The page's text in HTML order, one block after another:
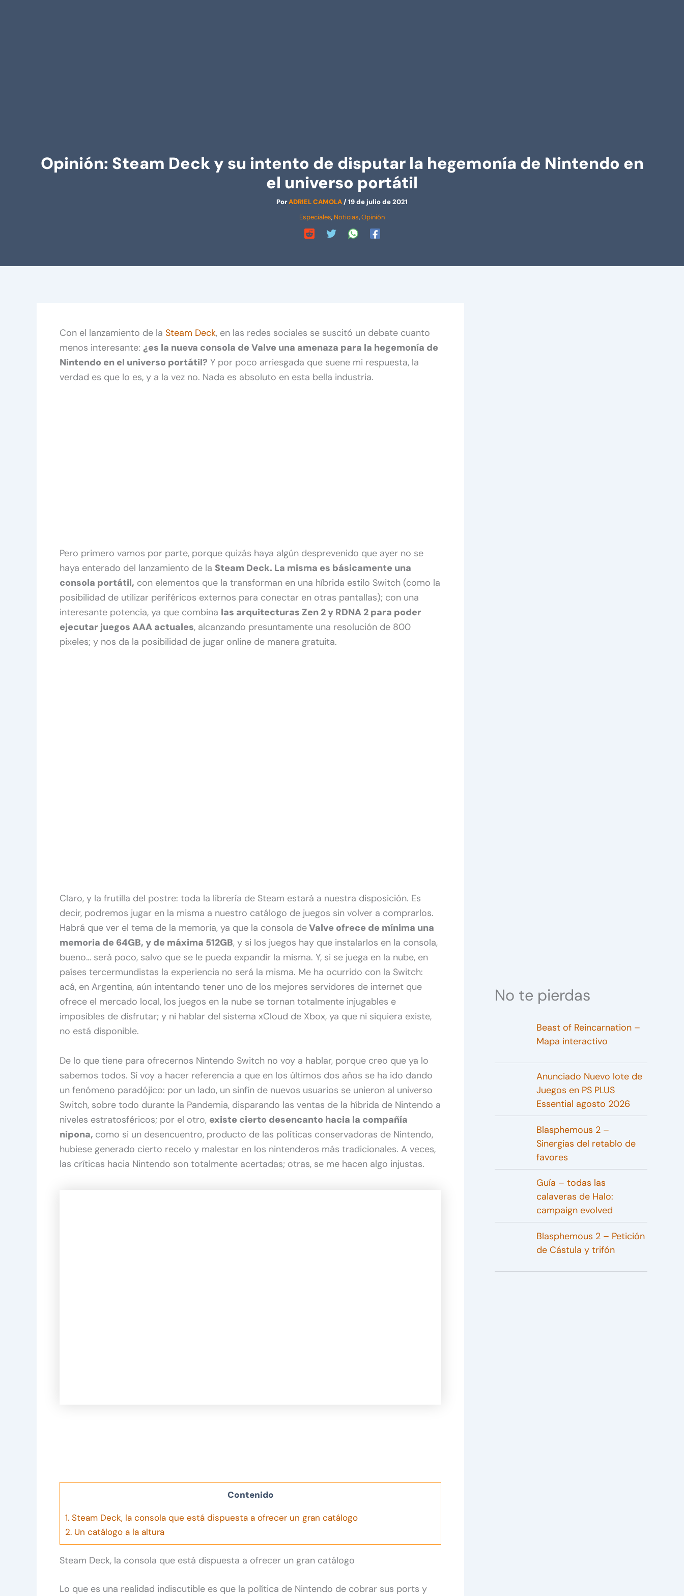
Opinión: Steam Deck y su intento de disputar la hegemonía de Nintendo en
el universo portátil
PorADRIEL CAMOLA/19 de julio de 2021
Especiales, Noticias,Opinión
Con el lanzamiento de la Steam Deck, en las redes sociales se suscitó un debate cuanto
menos interesante: ¿es la nueva consola de Valve una amenaza para la hegemonía de
Nintendo en el universo portátil? Y por poco arriesgada que suene mi respuesta, la
verdad es que lo es, y a la vez no. Nada es absoluto en esta bella industria.
Pero primero vamos por parte, porque quizás haya algún desprevenido que ayer no se
haya enterado del lanzamiento de la Steam Deck. La misma es básicamente una
consola portátil, con elementos que la transforman en una híbrida estilo Switch (como la
posibilidad de utilizar periféricos externos para conectar en otras pantallas); con una
interesante potencia, ya que combina las arquitecturas Zen 2 y RDNA 2 para poder
ejecutar juegos AAA actuales, alcanzando presuntamente una resolución de 800
pixeles; y nos da la posibilidad de jugar online de manera gratuita.
Claro, y la frutilla del postre: toda la librería de Steam estará a nuestra disposición. Es
decir, podremos jugar en la misma a nuestro catálogo de juegos sin volver a comprarlos.
Habrá que ver el tema de la memoria, ya que la consola deValve ofrece de mínima una
memoria de 64GB, y de máxima 512GB, y si los juegos hay que instalarlos en la consola,
bueno… será poco, salvo que se le pueda expandir la misma. Y, si se juega en la nube, en
países tercermundistas la experiencia no será la misma. Me ha ocurrido con la Switch:
acá, en Argentina, aún intentando tener uno de los mejores servidores de internet que
ofrece el mercado local, los juegos en la nube se tornan totalmente injugables e
imposibles de disfrutar; y ni hablar del sistema xCloud de Xbox, ya que ni siquiera existe,
no está disponible.
De lo que tiene para ofrecernos Nintendo Switch no voy a hablar, porque creo que ya lo
sabemos todos. Sí voy a hacer referencia a que en los últimos dos años se ha ido dando
un fenómeno paradójico: por un lado, un sinfín de nuevos usuarios se unieron al universo
Switch, sobre todo durante la Pandemia, disparando las ventas de la híbrida de Nintendo a
niveles estratosféricos; por el otro, existe cierto desencanto hacia la compañía
nipona, como si un desencuentro, producto de las políticas conservadoras de Nintendo,
hubiese generado cierto recelo y malestar en los nintenderos más tradicionales. A veces,
las críticas hacia Nintendo son totalmente acertadas; otras, se me hacen algo injustas.
Contenido
1. Steam Deck, la consola que está dispuesta a ofrecer un gran catálogo
2. Un catálogo a la altura
Steam Deck, la consola que está dispuesta a ofrecer un gran catálogo
Lo que es una realidad indiscutible es que la política de Nintendo de cobrar sus ports y
No te pierdas
Beast of Reincarnation –
Mapa interactivo
Anunciado Nuevo lote de
Juegos en PS PLUS
Essential agosto 2026
Blasphemous 2 –
Sinergias del retablo de
favores
Guía – todas las
calaveras de Halo:
campaign evolved
Blasphemous 2 – Petición
de Cástula y trifón